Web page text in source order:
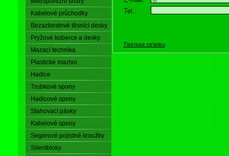
Kabelové průchodky
Bezazbestové těsnící desky
Pryžové koberce a desky
Mazací technika
Plastické mazivo
Hadice
Trubkové spony
Hadicové spony
Stahovací pásky
Kabelové spony
Segerové pojistné kroužky
Silentbloky
Tel.:
Tisknout stránku